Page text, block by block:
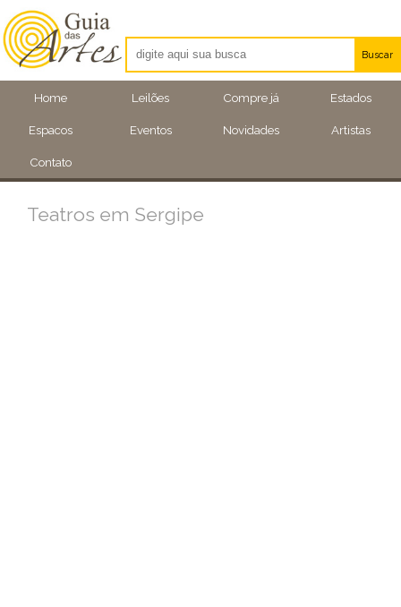
Home Leilões Compre já Estados
Espacos Eventos Novidades Artistas
Contato
Buscar
Artistas
Eventos
Teatros em Sergipe